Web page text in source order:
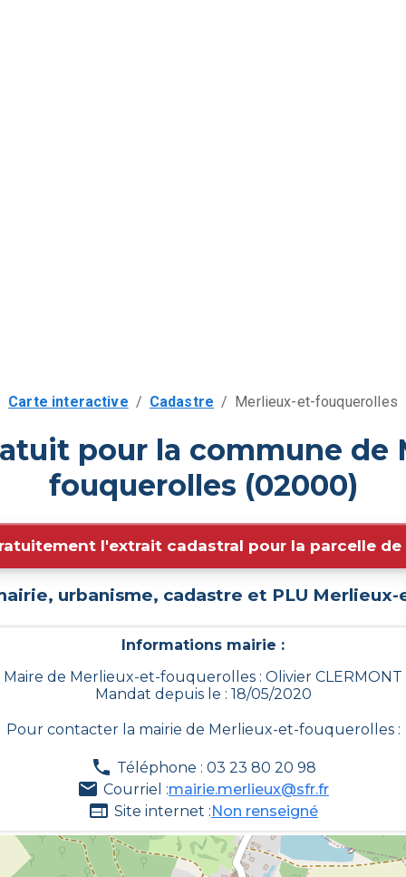
Carte interactive / Cadastre / Merlieux-et-fouquerolles
pour la commune de
fouquerolles (02000)
l'extrait cadastral pour la parcelle de
urbanisme, cadastre et PLU Merlieux-
Informations mairie :
Maire de Merlieux-et-fouquerolles : Olivier CLERMONT
Mandat depuis le : 18/05/2020
Pour contacter la mairie de Merlieux-et-fouquerolles:
Téléphone : 03 23 80 20 98
Courriel :mairie.merlieux@sfr.fr
Site internet :Non renseigné